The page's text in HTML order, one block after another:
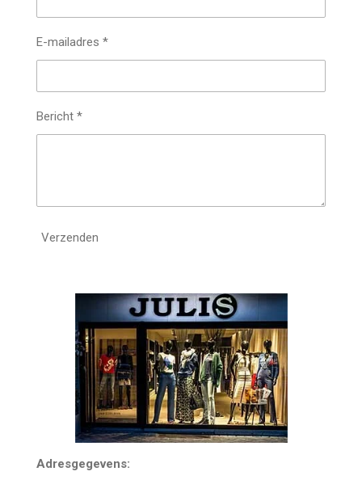
E-mailadres *
Bericht *
Verzenden
Adresgegevens: